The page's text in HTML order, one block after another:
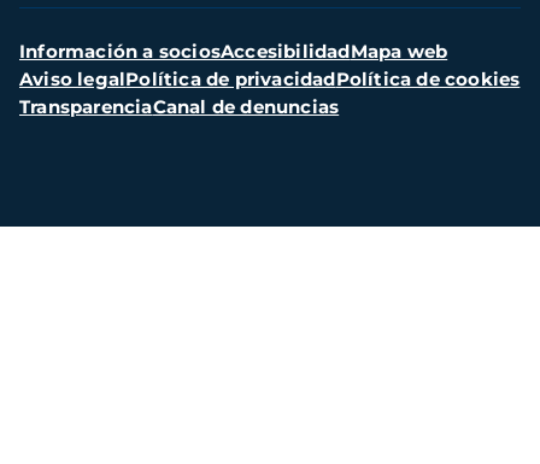
Menú
secundario
Información a sociosAccesibilidadMapa web
Aviso legalPolítica de privacidadPolítica de cookies
TransparenciaCanal de denuncias